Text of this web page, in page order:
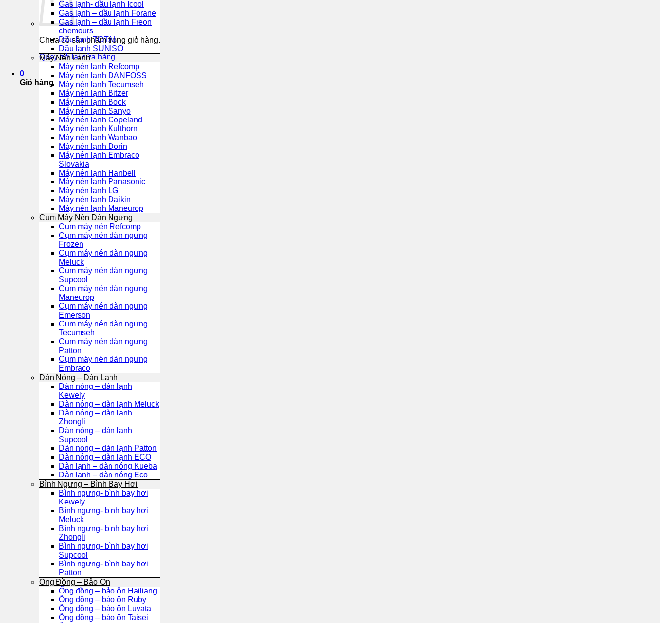
Chưa có sản phẩm trong giỏ hàng.
Quay trở lại cửa hàng
0
Giỏ hàng
Gas lạnh- dầu lạnh Icool
Gas lạnh – dầu lạnh Forane
Gas lạnh – dầu lạnh Freon
chemours
Dầu lạnh TOTAL
Dầu lạnh SUNISO
Máy Nén Lạnh
Máy nén lạnh Refcomp
Máy nén lạnh DANFOSS
Máy nén lạnh Tecumseh
Máy nén lạnh Bitzer
Máy nén lạnh Bock
Máy nén lạnh Sanyo
Máy nén lạnh Copeland
Máy nén lạnh Kulthorn
Máy nén lạnh Wanbao
Máy nén lạnh Dorin
Máy nén lạnh Embraco
Slovakia
Máy nén lạnh Hanbell
Máy nén lạnh Panasonic
Máy nén lạnh LG
Máy nén lạnh Daikin
Máy nén lạnh Maneurop
Cụm Máy Nén Dàn Ngưng
Cụm máy nén Refcomp
Cụm máy nén dàn ngưng
Frozen
Cụm máy nén dàn ngưng
Meluck
Cụm máy nén dàn ngưng
Supcool
Cụm máy nén dàn ngưng
Maneurop
Cụm máy nén dàn ngưng
Emerson
Cụm máy nén dàn ngưng
Tecumseh
Cụm máy nén dàn ngưng
Patton
Cụm máy nén dàn ngưng
Embraco
Dàn Nóng – Dàn Lạnh
Dàn nóng – dàn lạnh
Kewely
Dàn nóng – dàn lạnh Meluck
Dàn nóng – dàn lạnh
Zhongli
Dàn nóng – dàn lạnh
Supcool
Dàn nóng – dàn lạnh Patton
Dàn nóng – dàn lạnh ECO
Dàn lạnh – dàn nóng Kueba
Dàn lạnh – dàn nóng Eco
Bình Ngưng – Bình Bay Hơi
Bình ngưng- bình bay hơi
Kewely
Bình ngưng- bình bay hơi
Meluck
Bình ngưng- bình bay hơi
Zhongli
Bình ngưng- bình bay hơi
Supcool
Bình ngưng- bình bay hơi
Patton
Ống Đồng – Bảo Ôn
Ống đồng – bảo ôn Hailiang
Ống đồng – bảo ôn Ruby
Ống đồng – bảo ôn Luvata
Ống đồng – bảo ôn Taisei